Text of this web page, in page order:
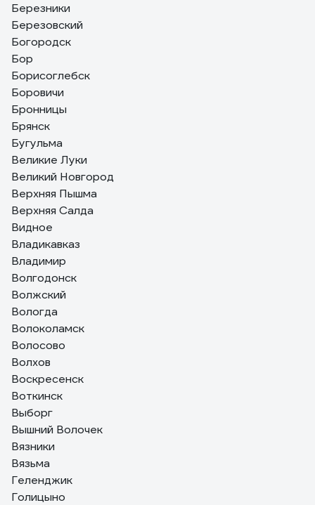
Березники
Березовский
Богородск
Бор
Борисоглебск
Боровичи
Бронницы
Брянск
Бугульма
Великие Луки
Великий Новгород
Верхняя Пышма
Верхняя Салда
Видное
Владикавказ
Владимир
Волгодонск
Волжский
Вологда
Волоколамск
Волосово
Волхов
Воскресенск
Воткинск
Выборг
Вышний Волочек
Вязники
Вязьма
Геленджик
Голицыно